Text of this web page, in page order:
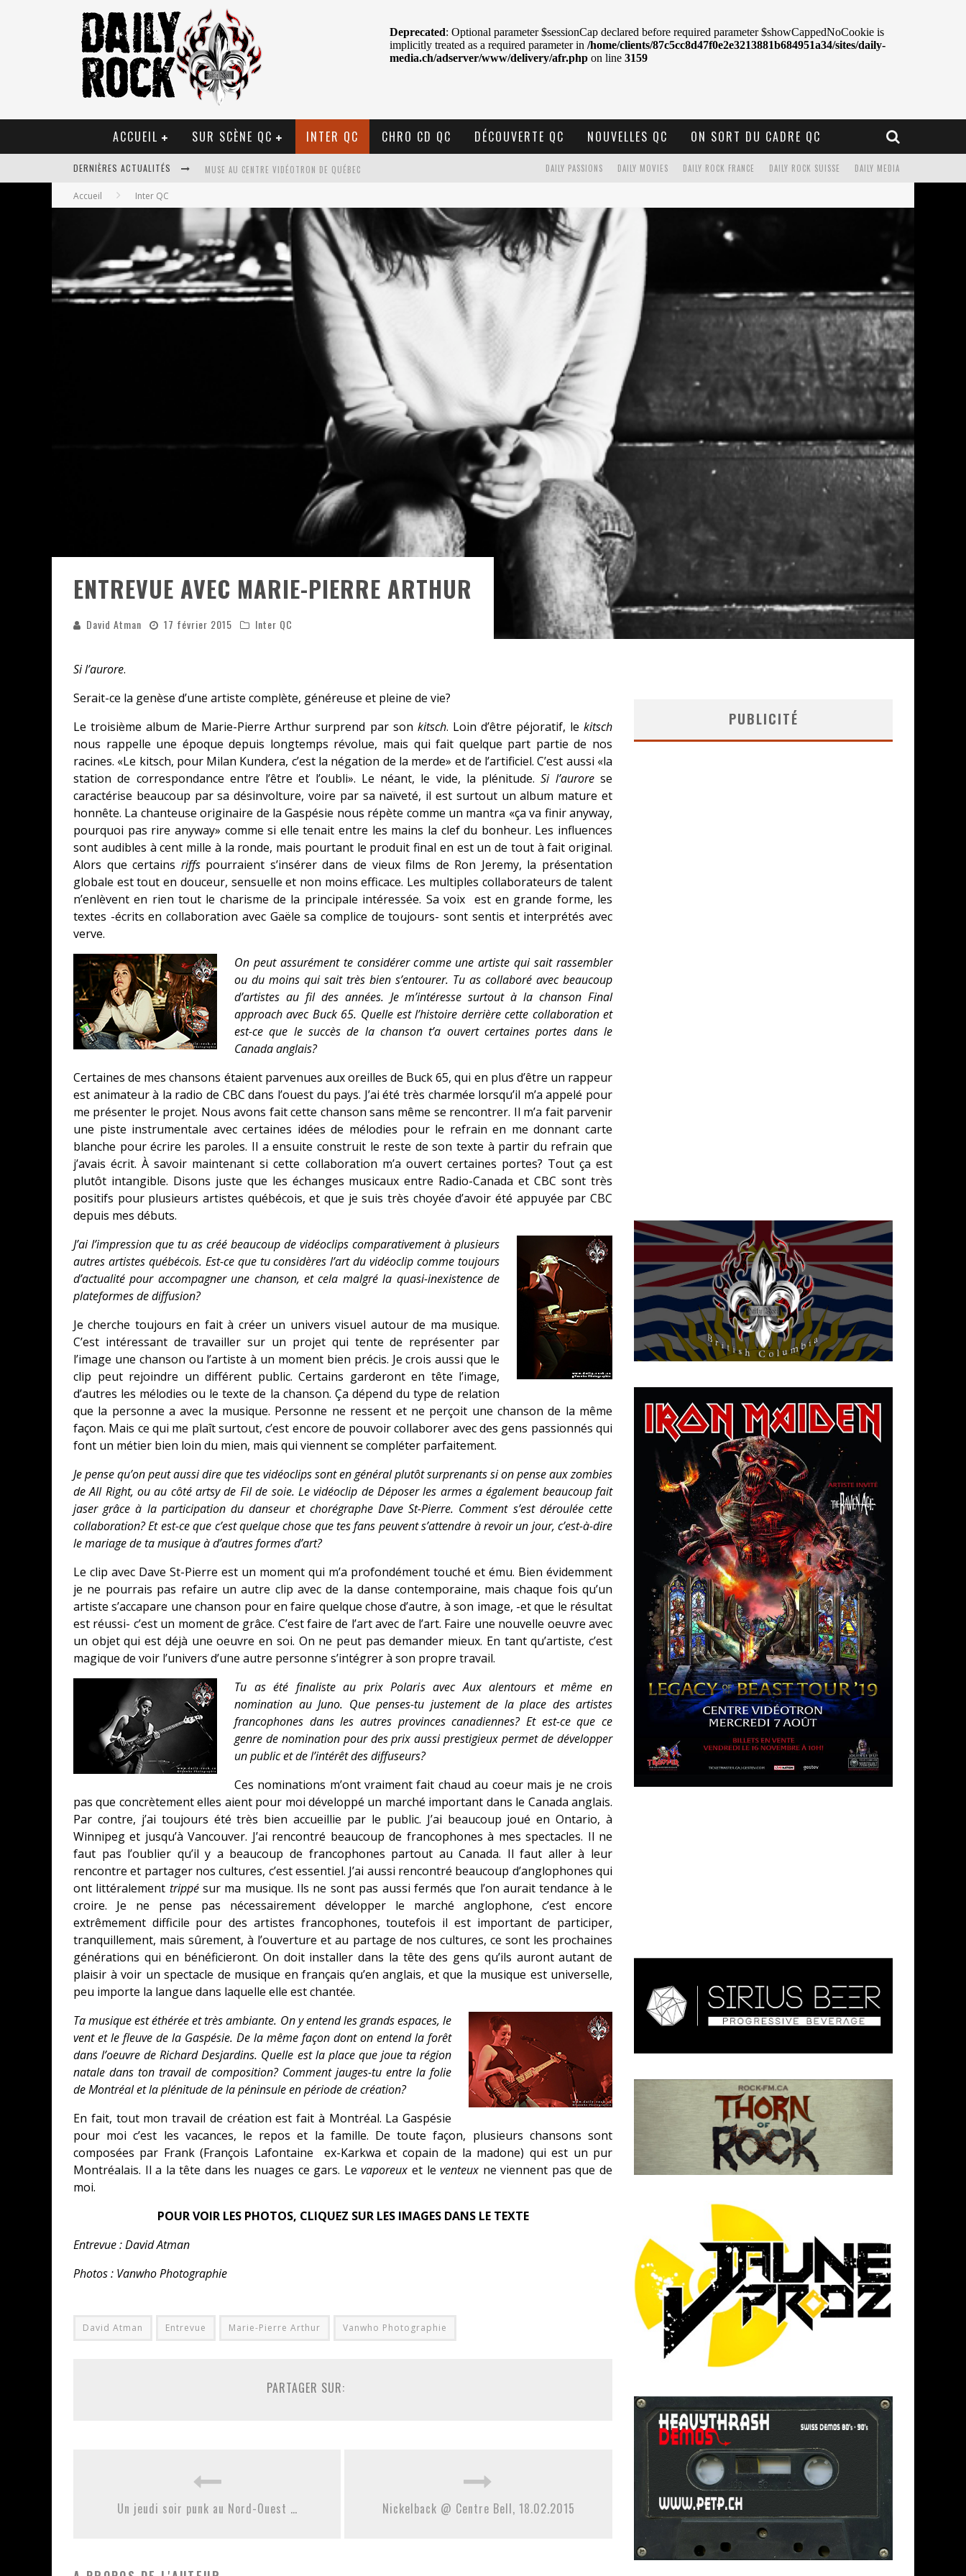
ACCUEIL SUR SCÈNE QC INTER QC CHRO CD QC DÉCOUVERTE QC NOUVELLES QC ON SORT DU CADRE QC
DERNIÈRES ACTUALITÉS MUSE AU CENTRE VIDÉOTRON DE QUÉBEC
JOURNEY AU CENTRE VIDÉOTRON : SAME OR SEPARATE WAYS?
LA TRAGÉDIE SORT DE LA NOUVELLE MUSIQUE
TOVE LO ÉTAIT DE PASSAGE AU MTELUS
LES DANSEURS ÉTOILES PARASITENT TON CIEL
JEFF MARTIN AU CORONA DE MONTRÉAL
ON VA SE LE DIRE, SWORD EST DE RETOUR
LA COMPIL’ ZOO DE SLAM DISQUES EST DE RETOUR
LES RÊVES SONT FAITS POUR ÊTRE RÉALISÉS
DEATH NOTE SILENCE - COLLIDE AND COLLAPSE
ÉNORME SUCCÈS POUR MUSE ET SES SHOWS AU QUÉBEC
DAILY MEDIA
DAILY ROCK SUISSE
DAILY ROCK FRANCE
DAILY MOVIES
DAILY PASSIONS
Accueil Inter QC
ENTREVUE AVEC MARIE-PIERRE ARTHUR
David Atman 17 février 2015 Inter QC
Si l’aurore.
Serait-ce la genèse d’une artiste complète, généreuse et pleine de vie?
Le troisième album de Marie-Pierre Arthur surprend par son kitsch. Loin d’être péjoratif, lekitsch
nous rappelle une époque depuis longtemps révolue, mais qui fait quelque part partie de nos
racines. «Le kitsch, pour Milan Kundera, c’est la négation de la merde» et de l’artificiel. C’est aussi «la
station de correspondance entre l’être et l’oubli». Le néant, le vide, la plénitude.Si l’aurorese
caractérise beaucoup par sa désinvolture, voire par sa naïveté, il est surtout un album mature et
honnête. La chanteuse originaire de la Gaspésie nous répète comme un mantra «ça va finir anyway,
pourquoi pas rire anyway» comme si elle tenait entre les mains la clef du bonheur. Les influences
sont audibles à cent mille à la ronde, mais pourtant le produit final en est un de tout à fait original.
Alors que certains riffspourraient s’insérer dans de vieux films de Ron Jeremy, la présentation
globale est tout en douceur, sensuelle et non moins efficace. Les multiples collaborateurs de talent
n’enlèvent en rien tout le charisme de la principale intéressée. Sa voix est en grande forme, les
textes -écrits en collaboration avec Gaële sa complice de toujours- sont sentis et interprétés avec
verve.
On peut assurément te considérer comme une artiste qui sait rassembler
ou du moins qui sait très bien s’entourer. Tu as collaboré avec beaucoup
d’artistes au fil des années. Je m’intéresse surtout à la chanson Final
approach avec Buck 65. Quelle est l’histoire derrière cette collaboration et
est-ce que le succès de la chanson t’a ouvert certaines portes dans le
Canada anglais?
Certaines de mes chansons étaient parvenues aux oreilles de Buck 65, qui en plus d’être un rappeur
est animateur à la radio de CBC dans l’ouest du pays. J’ai été très charmée lorsqu’il m’a appelé pour
me présenter le projet. Nous avons fait cette chanson sans même se rencontrer. Il m’a fait parvenir
une piste instrumentale avec certaines idées de mélodies pour le refrain en me donnant carte
blanche pour écrire les paroles. Il a ensuite construit le reste de son texte à partir du refrain que
j’avais écrit. À savoir maintenant si cette collaboration m’a ouvert certaines portes? Tout ça est
plutôt intangible. Disons juste que les échanges musicaux entre Radio-Canada et CBC sont très
positifs pour plusieurs artistes québécois, et que je suis très choyée d’avoir été appuyée par CBC
depuis mes débuts.
J’ai l’impression que tu as créé beaucoup de vidéoclips comparativement à plusieurs
autres artistes québécois. Est-ce que tu considères l’art du vidéoclip comme toujours
d’actualité pour accompagner une chanson, et cela malgré la quasi-inexistence de
plateformes de diffusion?
Je cherche toujours en fait à créer un univers visuel autour de ma musique.
C’est intéressant de travailler sur un projet qui tente de représenter par
l’image une chanson ou l’artiste à un moment bien précis. Je crois aussi que le
clip peut rejoindre un différent public. Certains garderont en tête l’image,
d’autres les mélodies ou le texte de la chanson. Ça dépend du type de relation
que la personne a avec la musique. Personne ne ressent et ne perçoit une chanson de la même
façon. Mais ce qui me plaît surtout, c’est encore de pouvoir collaborer avec des gens passionnés qui
font un métier bien loin du mien, mais qui viennent se compléter parfaitement.
Je pense qu’on peut aussi dire que tes vidéoclips sont en général plutôt surprenants si on pense aux zombies
de All Right, ou au côté artsy de Fil de soie. Le vidéoclip de Déposer les armes a également beaucoup fait
jaser grâce à la participation du danseur et chorégraphe Dave St-Pierre. Comment s’est déroulée cette
collaboration? Et est-ce que c’est quelque chose que tes fans peuvent s’attendre à revoir un jour, c’est-à-dire
le mariage de ta musique à d’autres formes d’art?
Le clip avec Dave St-Pierre est un moment qui m’a profondément touché et ému. Bien évidemment
je ne pourrais pas refaire un autre clip avec de la danse contemporaine, mais chaque fois qu’un
artiste s’accapare une chanson pour en faire quelque chose d’autre, à son image, -et que le résultat
est réussi- c’est un moment de grâce. C’est faire de l’art avec de l’art. Faire une nouvelle oeuvre avec
un objet qui est déjà une oeuvre en soi. On ne peut pas demander mieux. En tant qu’artiste, c’est
magique de voir l’univers d’une autre personne s’intégrer à son propre travail.
Tu as été finaliste au prix Polaris avec Aux alentours et même en
nomination au Juno. Que penses-tu justement de la place des artistes
francophones dans les autres provinces canadiennes? Et est-ce que ce
genre de nomination pour des prix aussi prestigieux permet de développer
un public et de l’intérêt des diffuseurs?
Ces nominations m’ont vraiment fait chaud au coeur mais je ne crois
pas que concrètement elles aient pour moi développé un marché important dans le Canada anglais.
Par contre, j’ai toujours été très bien accueillie par le public. J’ai beaucoup joué en Ontario, à
Winnipeg et jusqu’à Vancouver. J’ai rencontré beaucoup de francophones à mes spectacles. Il ne
faut pas l’oublier qu’il y a beaucoup de francophones partout au Canada. Il faut aller à leur
rencontre et partager nos cultures, c’est essentiel. J’ai aussi rencontré beaucoup d’anglophones qui
ont littéralement trippésur ma musique. Ils ne sont pas aussi fermés que l’on aurait tendance à le
croire. Je ne pense pas nécessairement développer le marché anglophone, c’est encore
extrêmement difficile pour des artistes francophones, toutefois il est important de participer,
tranquillement, mais sûrement, à l’ouverture et au partage de nos cultures, ce sont les prochaines
générations qui en bénéficieront. On doit installer dans la tête des gens qu’ils auront autant de
plaisir à voir un spectacle de musique en français qu’en anglais, et que la musique est universelle,
peu importe la langue dans laquelle elle est chantée.
Ta musique est éthérée et très ambiante. On y entend les grands espaces, le
vent et le fleuve de la Gaspésie. De la même façon dont on entend la forêt
dans l’oeuvre de Richard Desjardins. Quelle est la place que joue ta région
natale dans ton travail de composition? Comment jauges-tu entre la folie
de Montréal et la plénitude de la péninsule en période de création?
En fait, tout mon travail de création est fait à Montréal. La Gaspésie
pour moi c’est les vacances, le repos et la famille. De toute façon, plusieurs chansons sont
composées par Frank (François Lafontaine ex-Karkwa et copain de la madone) qui est un pur
Montréalais. Il a la tête dans les nuages ce gars. Levaporeux et leventeux ne viennent pas que de
moi.
POUR VOIR LES PHOTOS, CLIQUEZ SUR LES IMAGES DANS LE TEXTE
Entrevue : David Atman
Photos : Vanwho Photographie
David Atman Entrevue Marie-Pierre Arthur Vanwho Photographie
PARTAGER SUR:
Un jeudi soir punk au Nord-Ouest … Nickelback @ Centre Bell, 18.02.2015
PUBLICITÉ